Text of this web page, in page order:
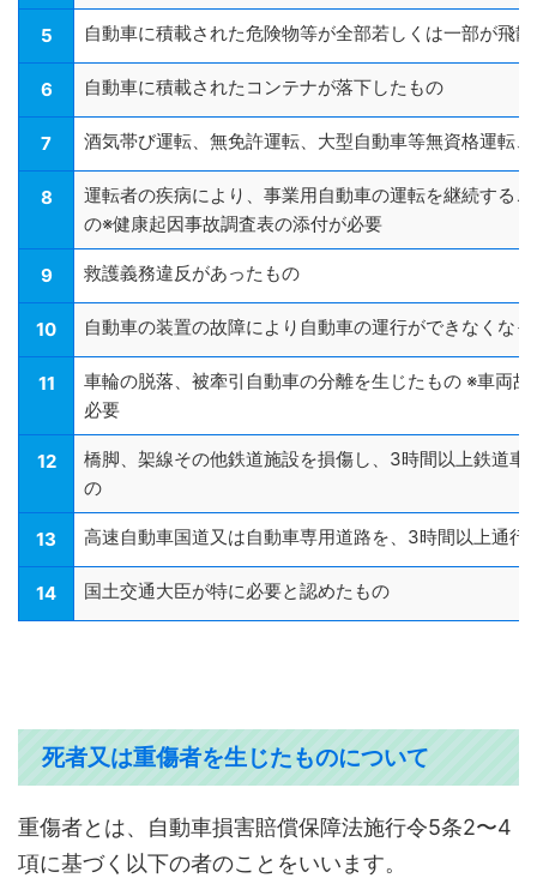
5 自動車に積載された危険物等が全部若しくは一部が飛
6 自動車に積載されたコンテナが落下したもの
7 酒気帯び運転、無免許運転、大型自動車等無資格運転
8
運転者の疾病により、事業用自動車の運転を継続する
の※健康起因事故調査表の添付が必要
9 救護義務違反があったもの
10 自動車の装置の故障により自動車の運行ができなくな
11
車輪の脱落、被牽引自動車の分離を生じたもの ※車両
必要
12
橋脚、架線その他鉄道施設を損傷し、3時間以上鉄道車
の
13 高速自動車国道又は自動車専用道路を、3時間以上通行
14 国土交通大臣が特に必要と認めたもの
死者又は重傷者を生じたものについて
重傷者とは、自動車損害賠償保障法施行令5条2〜4
項に基づく以下の者のことをいいます。